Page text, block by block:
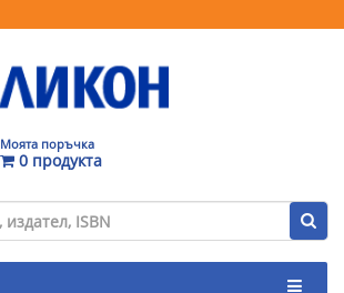
Моята поръчка
0 продукта